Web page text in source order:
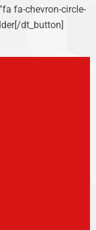
fa-chevron-circle-
dt_button]